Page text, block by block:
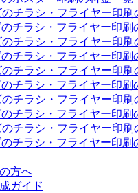
チラシ・フライヤー印刷
チラシ・フライヤー印刷
チラシ・フライヤー印刷
チラシ・フライヤー印刷
チラシ・フライヤー印刷
チラシ・フライヤー印刷
チラシ・フライヤー印刷
チラシ・フライヤー印刷
チラシ・フライヤー印刷
チラシ・フライヤー印刷
方へ
ガイド